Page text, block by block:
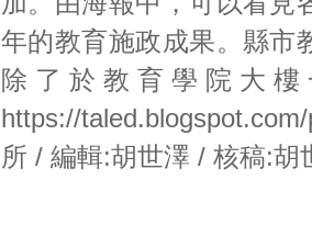
年的教育施政成果。縣市
除了於教育學院大
https://
所 / 編輯:胡世澤 / 核稿:胡